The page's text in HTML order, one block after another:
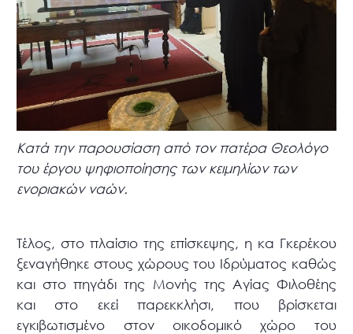
Κατά την παρουσίαση από τον πατέρα Θεολόγο
του έργου ψηφιοποίησης των κειμηλίων των
ενοριακών ναών.
Τέλος, στο πλαίσιο της επίσκεψης, η κα Γκερέκου
ξεναγήθηκε στους χώρους του Ιδρύματος καθώς
και στο πηγάδι της Μονής της Αγίας Φιλοθέης
και στο εκεί παρεκκλήσι, που βρίσκεται
εγκιβωτισμένο στον οικοδομικό χώρο του